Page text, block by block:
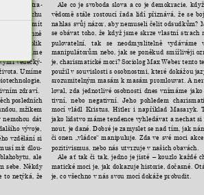
stra -
strachu
mít
dějinně
tolik
mluvíme
vědecký-
Umíme
zdraví.
posledních
mžikem
nemohou dát
vývoje,
vzdělání si
mít dlou-
blahobytu, ale
sebe. Někdy
to netýká, že
Ale co je svoboda slova a co je demokracie, když
vědomě stále rostoucí řada lidí přiznává, že se
nahlas svůj názor, aby nemuseli čelit odsudkům?
se obávat toho, že když jsme skrze vlastní strach
pulovatelní, tak se neodmyslitelně vydáváme
manipulátorům nebo, jak se poněkud smířlivěji
je, charismatické moci? Sociolog Max Weber tento
použil v souvislosti s osobnostmi, které dokážou
srozumitelným masám k masám promlouvat. A
loval, zda jednotlivé osobnosti dnes vnímáme jako
tivní, nebo negativní. Jeho pohledem
mocí vládl Kristus, Hitler i například Masaryk.
jako lidstvo máme tendence vyhledávat a nechat si
nout, je dané. Dobré je zamyslet se nad tím, jak
či onen „vládce“ manipuluje. Zda ve své moci
pozitivismus, nebo nás utvrzuje v našich obavách.
Ale ať tak či tak, jedno je jisté – kouzlo každé
matické moci je, jak dokazuje historie, dočasné.
je, co všechno v nás svou mocí dokáže probudit.